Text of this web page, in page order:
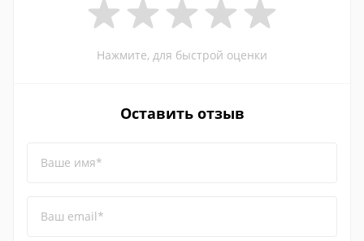
Нажмите, для быстрой оценки
Оставить отзыв
Ваше имя*
Ваш email*